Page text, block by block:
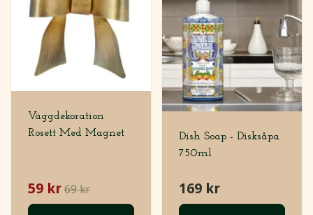
Väggdekoration
Rosett Med Magnet
59 kr 69 kr
Dish Soap - Disksåpa
750ml
169 kr